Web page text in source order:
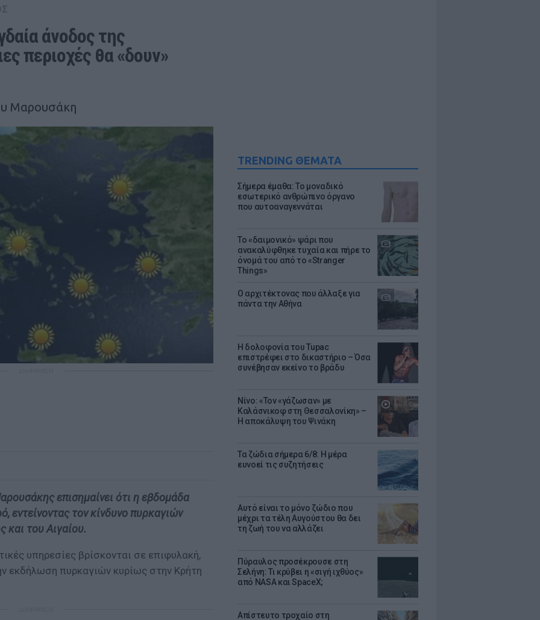
TRENDING ΘΕΜΑΤΑ
Σήμερα έμαθα: Το μοναδικό
εσωτερικό ανθρώπινο όργανο
που αυτοαναγεννάται
Το «δαιμονικό» ψάρι που
ανακαλύφθηκε τυχαία και πήρε το
όνομά του από το «Stranger
Things»
Ο αρχιτέκτονας που άλλαξε για
πάντα την Αθήνα
Η δολοφονία του Tupac
επιστρέφει στο δικαστήριο – Όσα
συνέβησαν εκείνο το βράδυ
Νίνο: «Τον «γάζωσαν» με
Καλάσνικοφ στη Θεσσαλονίκη» –
Η αποκάλυψη του Ψινάκη
Τα ζώδια σήμερα 6/8: Η μέρα
ευνοεί τις συζητήσεις
Αυτό είναι το μόνο ζώδιο που
μέχρι τα τέλη Αυγούστου θα δει
τη ζωή του να αλλάζει
Πύραυλος προσέκρουσε στη
Σελήνη: Τι κρύβει η «σιγή ιχθύος»
από NASA και SpaceX;
Απίστευτο τροχαίο στη
άνοδος της
περιοχές θα «δουν»
Μαρουσάκη
επισημαίνει ότι η εβδομάδα
εντείνοντας τον κίνδυνο πυρκαγιών
και του Αιγαίου.
υπηρεσίες βρίσκονται σε επιφυλακή,
εκδήλωση πυρκαγιών κυρίως στην Κρήτη